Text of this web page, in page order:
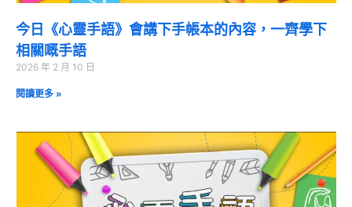
今日《心靈手語》會講下手帳本的內容，一齊學下
相關嘅手語
2026 年 2 月 10 日
閱讀更多 »